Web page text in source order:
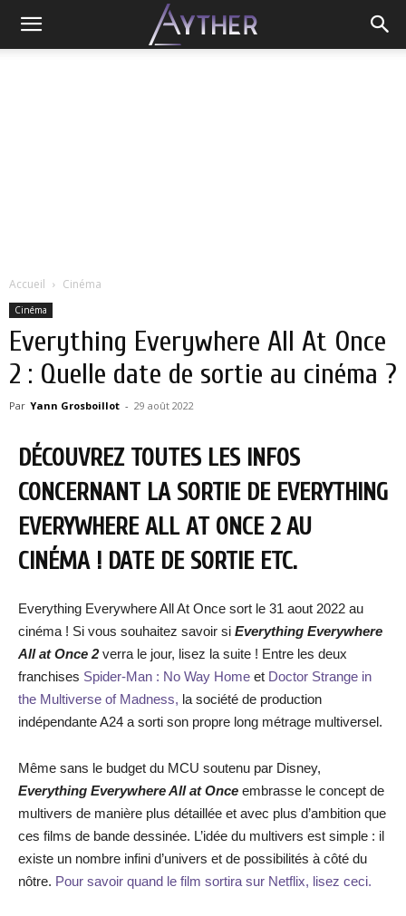
Accueil Cinéma
Cinéma
Everything Everywhere All At Once
2 : Quelle date de sortie au cinéma ?
Par Yann Grosboillot - 29 août 2022
DÉCOUVREZ TOUTES LES INFOS
CONCERNANT LA SORTIE DE EVERYTHING
EVERYWHERE ALL AT ONCE 2 AU
CINÉMA ! DATE DE SORTIE ETC.
Everything Everywhere All At Once sort le 31 aout 2022 au
cinéma ! Si vous souhaitez savoir si Everything Everywhere
All at Once 2verra le jour, lisez la suite ! Entre les deux
franchises Spider-Man : No Way Home et Doctor Strange in
the Multiverse of Madness, la société de production
indépendante A24 a sorti son propre long métrage multiversel.
Même sans le budget du MCU soutenu par Disney,
Everything Everywhere All at Once embrasse le concept de
multivers de manière plus détaillée et avec plus d’ambition que
ces films de bande dessinée. L’idée du multivers est simple : il
existe un nombre infini d’univers et de possibilités à côté du
nôtre. Pour savoir quand le film sortira sur Netflix, lisez ceci.